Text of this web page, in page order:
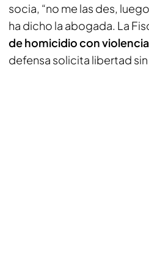
socia, “no me las des,
ha dicho la abogada. La
de homicidio con violencia
defensa solicita libertad